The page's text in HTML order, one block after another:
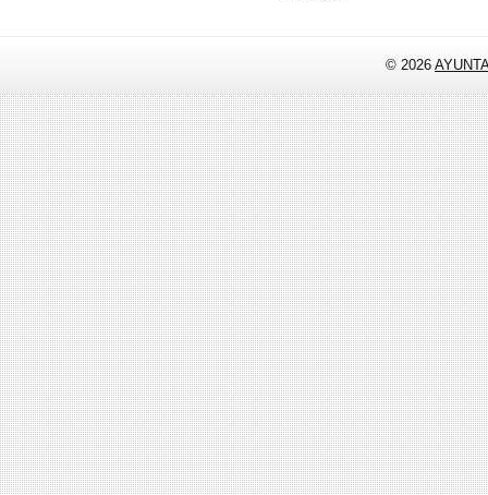
© 2026